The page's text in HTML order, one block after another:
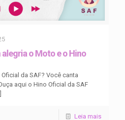
o Moto e o Hino
da SAF? Você canta
aqui o Hino Oficial da SAF
Leia mais